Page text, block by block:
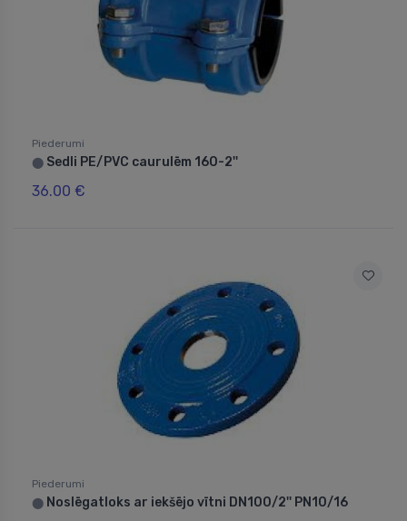
Piederumi
⬤ Sedli PE/PVC caurulēm 160-2''
36.00 €
Piederumi
⬤ Noslēgatloks ar iekšējo vītni DN100/2'' PN10/16